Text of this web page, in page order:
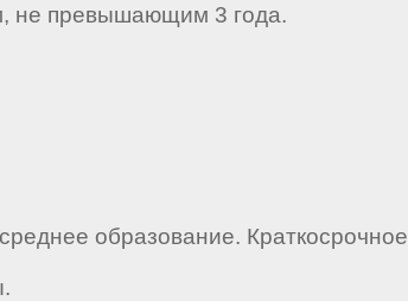
не превышающим 3 года.
образование. Краткосрочное